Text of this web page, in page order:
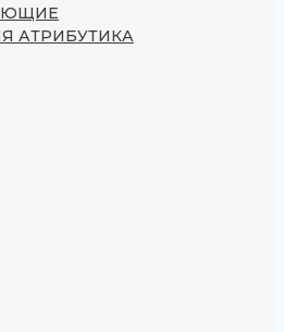
АТРИБУТИКА